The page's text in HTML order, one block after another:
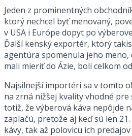
Jeden z prominentných
ktorý nechcel byť menovaný,
v USA i Európe dopyt po
Ďalší kenský exportér, ktorý
agentúra spomenula jeho meno,
mali mieriť do Ázie, boli celkom
Najsilnejší importéri sa v tomto
na zrná nižšej kvality vhodné
totiž, že výberová káva nepôjde
zaplačú, pretože aj keď sú len
kávy, tak až polovicu ich